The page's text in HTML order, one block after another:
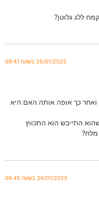
ללג גלוטן?
26/01/2025 בשעה 09:41
ואחר כך אופה אותה האם היא
התייבש הוא התכווץ
26/01/2025 בשעה 09:45